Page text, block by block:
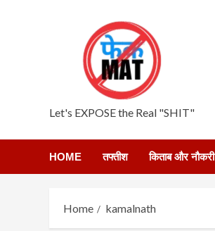
Let's EXPOSE the Real "SHIT"
HOME तफ्तीश किताब और नौकरी
Home kamalnath